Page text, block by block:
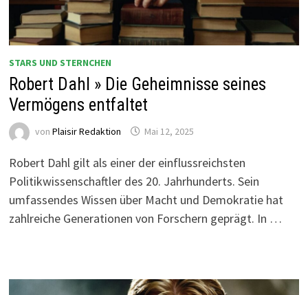
STARS UND STERNCHEN
Robert Dahl » Die Geheimnisse seines
Vermögens entfaltet
von Plaisir Redaktion Mai 12, 2025
Robert Dahl gilt als einer der einflussreichsten
Politikwissenschaftler des 20. Jahrhunderts. Sein
umfassendes Wissen über Macht und Demokratie hat
zahlreiche Generationen von Forschern geprägt. In …